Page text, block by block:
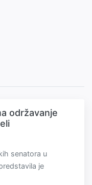
održavanje
senatora u
je